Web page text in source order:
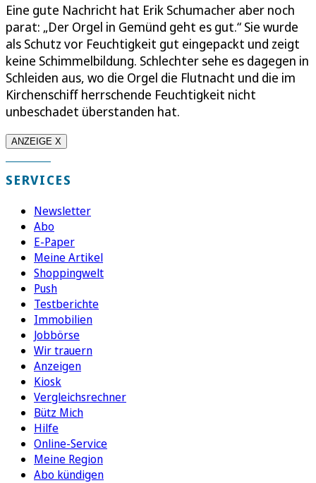
Eine gute Nachricht hat Erik Schumacher aber noch
parat: „Der Orgel in Gemünd geht es gut.“ Sie wurde
als Schutz vor Feuchtigkeit gut eingepackt und zeigt
keine Schimmelbildung. Schlechter sehe es dagegen in
Schleiden aus, wo die Orgel die Flutnacht und die im
Kirchenschiff herrschende Feuchtigkeit nicht
unbeschadet überstanden hat.
ANZEIGE X
SERVICES
Newsletter
Abo
E-Paper
Meine Artikel
Shoppingwelt
Push
Testberichte
Immobilien
Jobbörse
Wir trauern
Anzeigen
Kiosk
Vergleichsrechner
Bütz Mich
Hilfe
Online-Service
Meine Region
Abo kündigen